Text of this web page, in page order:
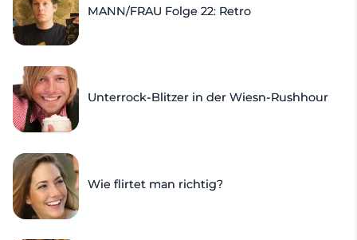
MANN/FRAU Folge 22: Retro
Unterrock-Blitzer in der Wiesn-Rushhour
Wie flirtet man richtig?